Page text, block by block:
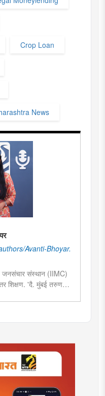
Crop Loan
News
Avanti-Bhoyar.
जनसंचार संस्थान (IIMC)
शिक्षण. 'दै. मुंबई तरुण
संगीत आणि कविता